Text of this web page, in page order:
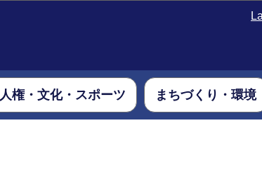
人権・文化・スポーツ まちづくり・環境